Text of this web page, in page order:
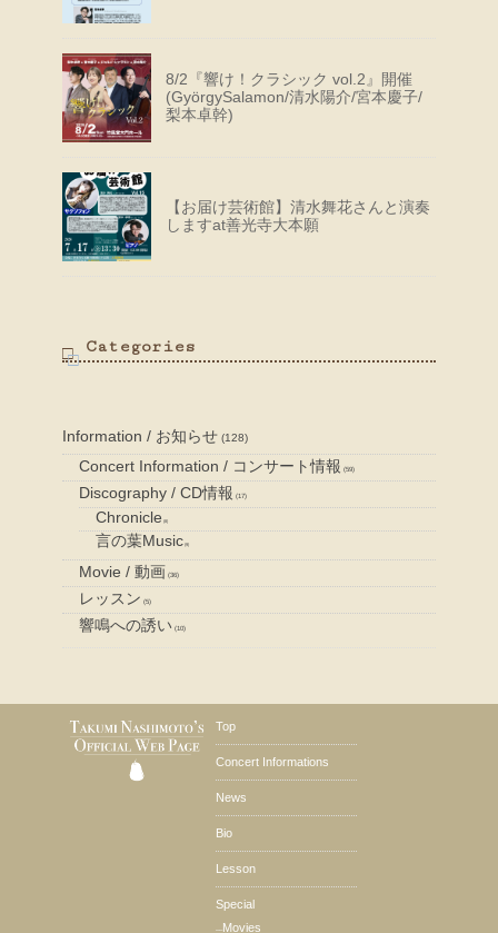
8/2『響け！クラシック vol.2』開催
(GyörgySalamon/清水陽介/宮本慶子/
梨本卓幹)
【お届け芸術館】清水舞花さんと演奏
しますat善光寺大本願
Categories
Information / お知らせ (128)
Concert Information / コンサート情報 (59)
Discography / CD情報 (17)
Chronicle (8)
言の葉Music (9)
Movie / 動画 (36)
レッスン (5)
響鳴への誘い (10)
Top
Concert Informations
News
Bio
Lesson
Special
––Movies